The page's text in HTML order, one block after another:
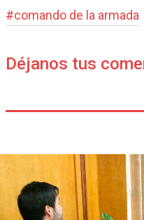
#comando de la armada
Déjanos tus